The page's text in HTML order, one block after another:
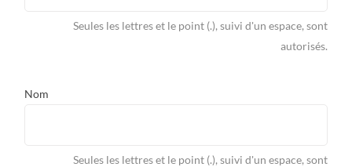
Seules les lettres et le point (.), suivi d'un espace, sont
autorisés.
Nom
Seules les lettres et le point (.), suivi d'un espace, sont